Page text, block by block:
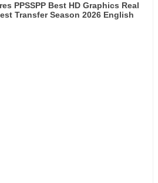
PPSSPP Best HD Graphics Real
Transfer Season 2026 English